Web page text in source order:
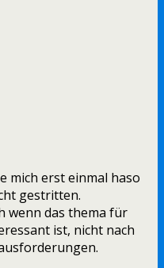
mich erst einmal haso
gestritten.
wenn das thema für
ist, nicht nach